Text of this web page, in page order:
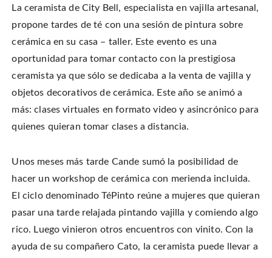
La ceramista de City Bell, especialista en vajilla artesanal,
propone tardes de té con una sesión de pintura sobre
cerámica en su casa – taller. Este evento es una
oportunidad para tomar contacto con la prestigiosa
ceramista ya que sólo se dedicaba a la venta de vajilla y
objetos decorativos de cerámica. Este año se animó a
más: clases virtuales en formato video y asincrónico para
quienes quieran tomar clases a distancia.
Unos meses más tarde Cande sumó la posibilidad de
hacer un workshop de cerámica con merienda incluida.
El ciclo denominado TéPinto reúne a mujeres que quieran
pasar una tarde relajada pintando vajilla y comiendo algo
rico. Luego vinieron otros encuentros con vinito. Con la
ayuda de su compañero Cato, la ceramista puede llevar a